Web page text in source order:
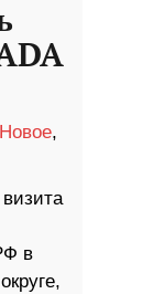
Новое,
в